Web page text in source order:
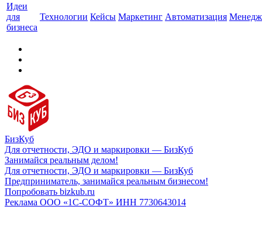
Идеи
для
бизнеса
Технологии Кейсы Маркетинг Автоматизация
БизКуб
Для отчетности, ЭДО и маркировки — БизКуб
Занимайся реальным делом!
Для отчетности, ЭДО и маркировки — БизКуб
Предприниматель, занимайся реальным бизнесом!
Попробовать bizkub.ru
Реклама ООО «1С-СОФТ» ИНН 7730643014